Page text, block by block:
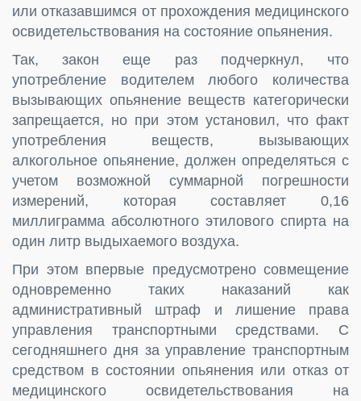
или отказавшимся от прохождения медицинского
освидетельствования на состояние опьянения.
Так, закон еще раз подчеркнул, что
употребление водителем любого количества
вызывающих опьянение веществ категорически
запрещается, но при этом установил, что факт
употребления веществ, вызывающих
алкогольное опьянение, должен определяться с
учетом возможной суммарной погрешности
измерений, которая составляет 0,16
миллиграмма абсолютного этилового спирта на
один литр выдыхаемого воздуха.
При этом впервые предусмотрено совмещение
одновременно таких наказаний как
административный штраф и лишение права
управления транспортными средствами. С
сегодняшнего дня за управление транспортным
средством в состоянии опьянения или отказ от
медицинского освидетельствования на